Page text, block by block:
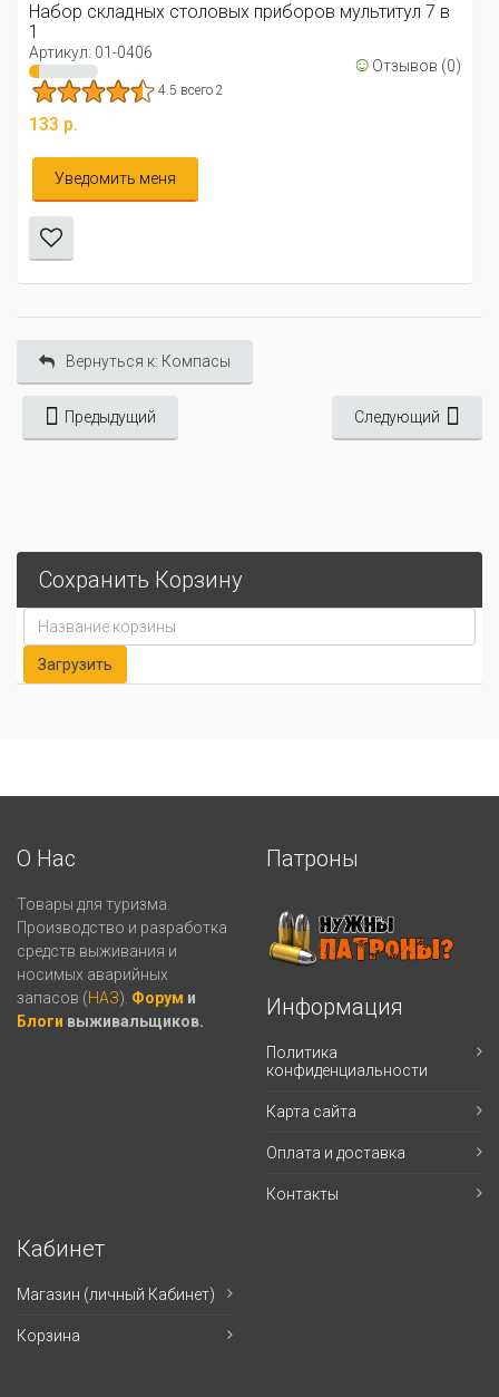
Набор складных столовых приборов мультитул 7 в
1
Артикул: 01-0406 ☺ Отзывов (0)
4.5 всего 2
133 р.
Уведомить меня
Вернуться к: Компасы
Предыдущий Следующий
Сохранить Корзину
О Нас
Товары для туризма.
Производство и разработка
средств выживания и
носимых аварийных
запасов (НАЗ). Форум и
Блоги выживальщиков.
Патроны
Информация
Политика
конфиденциальности
Карта сайта
Оплата и доставка
Контакты
Кабинет
Магазин (личный Кабинет)
Корзина